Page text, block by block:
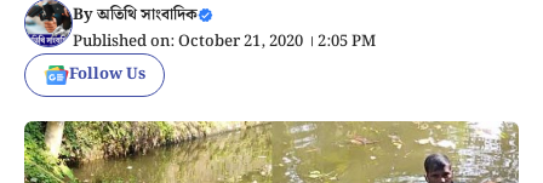
Byঅতিথি সাংবাদিক
Published on: October 21, 2020 । 2:05 PM
Follow Us